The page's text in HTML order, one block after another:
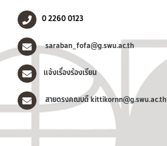
0 2260 0123
saraban_fofa@g.swu.ac.th
แจ้งเรื่องร้องเรียน
สายตรงคณบดี kittikornn@g.swu.ac.th